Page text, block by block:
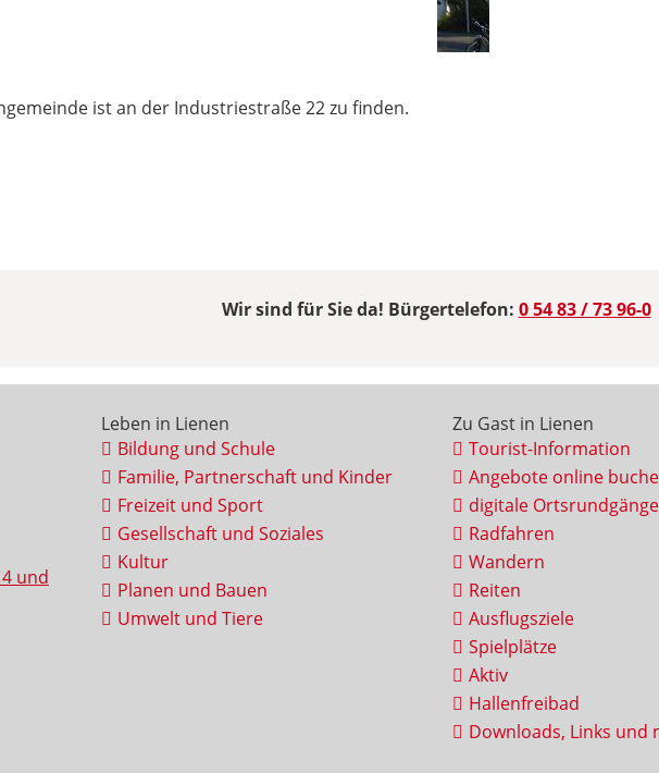
ist an der Industriestraße 22 zu finden.
Wir sind für Sie da! Bürgertelefon: 0 54 83 / 73 96-0
und
Leben in Lienen
Bildung und Schule
Familie, Partnerschaft und Kinder
Freizeit und Sport
Gesellschaft und Soziales
Kultur
Planen und Bauen
Umwelt und Tiere
Zu Gast in Lienen
Tourist-Information
Angebote online
digitale Ortsrundgänge
Radfahren
Wandern
Reiten
Ausflugsziele
Spielplätze
Aktiv
Hallenfreibad
Downloads, Links und